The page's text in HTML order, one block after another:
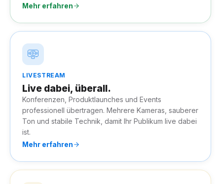
Mehr erfahren
LIVESTREAM
Live dabei, überall.
Konferenzen, Produktlaunches und Events
professionell übertragen. Mehrere Kameras, sauberer
Ton und stabile Technik, damit Ihr Publikum live dabei
ist.
Mehr erfahren